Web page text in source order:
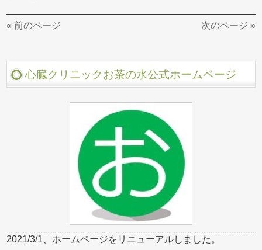
« 前のページ 次のページ »
心臓クリニックお茶の水公式ホームページ
2021/3/1、ホームページをリニューアルしました。